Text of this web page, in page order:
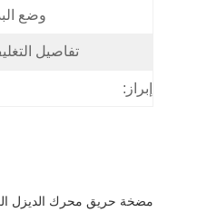
وضع
تفاصيل
إبراز:
مضخة حريق محرك الديزل